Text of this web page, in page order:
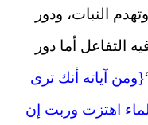
النبات، ودور
التفاعل أما دور
{ومن آياته أنك ترى
اهتزت وربت إن